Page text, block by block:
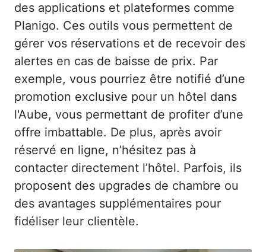
des applications et plateformes comme
Planigo. Ces outils vous permettent de
gérer vos réservations et de recevoir des
alertes en cas de baisse de prix. Par
exemple, vous pourriez être notifié d’une
promotion exclusive pour un hôtel dans
l'Aube, vous permettant de profiter d’une
offre imbattable. De plus, après avoir
réservé en ligne, n’hésitez pas à
contacter directement l’hôtel. Parfois, ils
proposent des upgrades de chambre ou
des avantages supplémentaires pour
fidéliser leur clientèle.